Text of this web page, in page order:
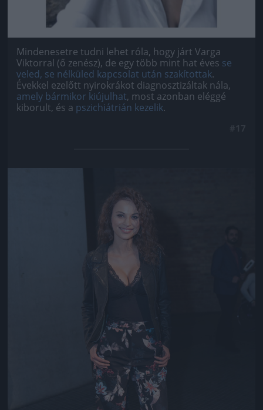
Mindenesetre tudni lehet róla, hogy járt Varga
Viktorral (ő zenész), de egy több mint hat éves se
veled, se nélküled kapcsolat után szakítottak.
Évekkel ezelőtt nyirokrákot diagnosztizáltak nála,
amely bármikor kiújulhat, most azonban eléggé
kiborult, és a pszichiátrián kezelik.